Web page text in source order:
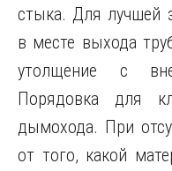
стыка. Для лучшей
в месте выхода
утолщение с
Порядовка для
дымохода. При
от того, какой